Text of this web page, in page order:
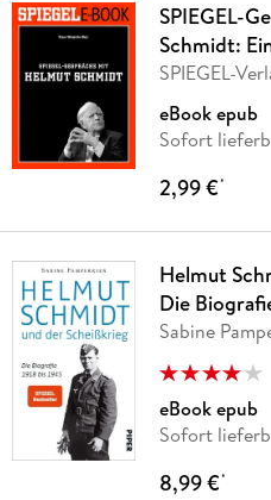
SPIEGEL-
Schmidt:
SPIEGEL-
eBook epub
Sofort
2,99 €*
Helmut
Die
Sabine
eBook epub
Sofort
8,99 €*